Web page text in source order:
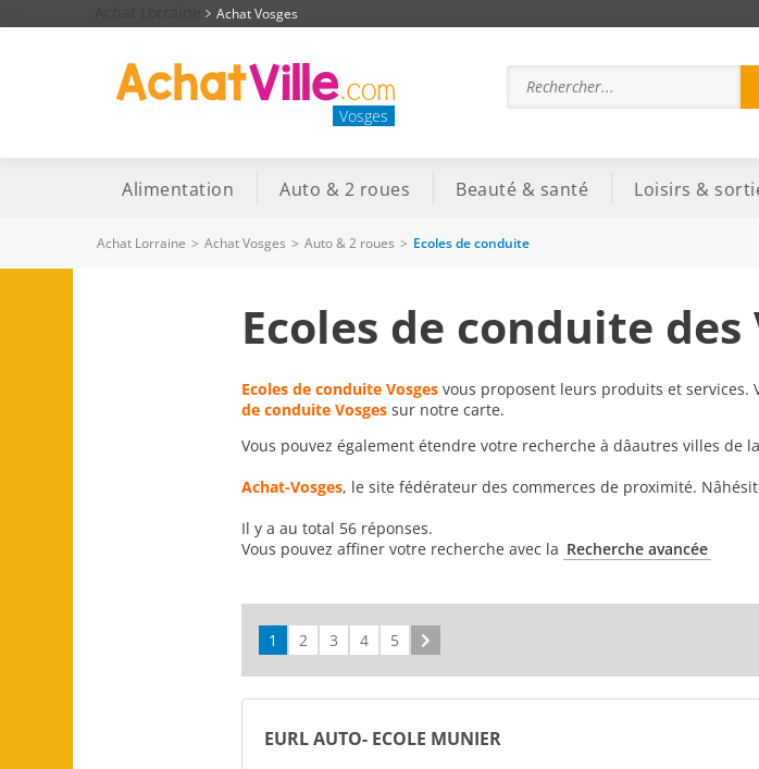
Achat Vosges
Vosges
Alimentation Auto & 2 roues Beauté & santé Loisirs &
Achat Lorraine > Achat Vosges > Auto & 2 roues > Ecoles de conduite
Ecoles de conduite des
Ecoles de conduite Vosges vous proposent leurs produits et services.
de conduite Vosges sur notre carte.
Vous pouvez également étendre votre recherche à dâautres villes de
Achat-Vosges, le site fédérateur des commerces de proximité.
Il y a au total 56 réponses.
Vous pouvez affiner votre recherche avec la Recherche avancée
1 2 3 4 5
EURL AUTO- ECOLE MUNIER